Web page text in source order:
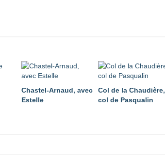
Chastel-Arnaud, avec
Estelle
Col de la Chaudière,
col de Pasqualin